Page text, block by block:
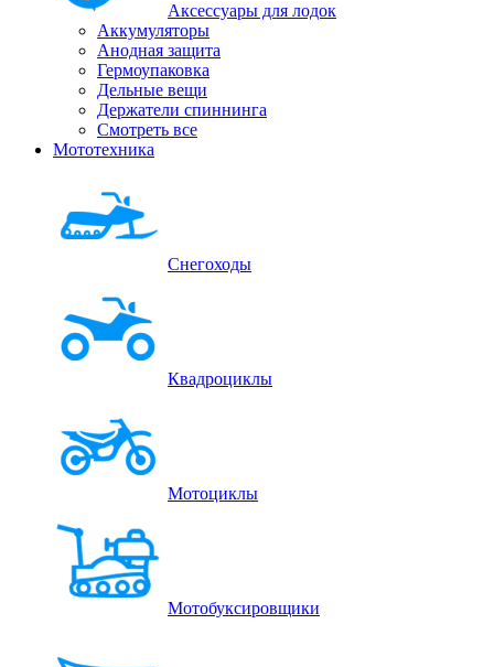
Аксессуары для лодок
Аккумуляторы
Анодная защита
Гермоупаковка
Дельные вещи
Держатели спиннинга
Смотреть все
Мототехника
Снегоходы
Квадроциклы
Мотоциклы
Мотобуксировщики